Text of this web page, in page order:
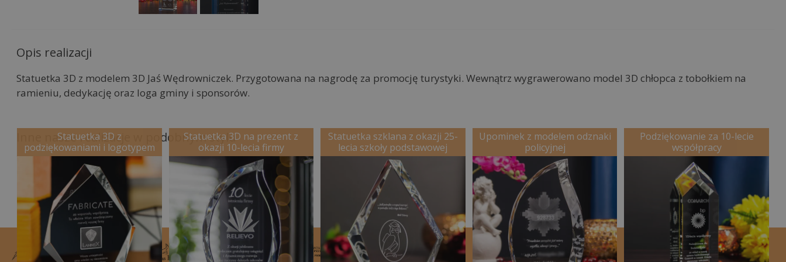
Opis realizacji
Statuetka 3D z modelem 3D Jaś Wędrowniczek. Przygotowana na nagrodę za promocję turystyki. Wewnątrz wygrawerowano model 3D chłopca z tobołkiem na
ramieniu, dedykację oraz loga gminy i sponsorów.
Inne nasze realizacje w podobnym stylu
Statuetka 3D z
podziękowaniami i logotypem
Statuetka 3D na prezent z
okazji 10-lecia firmy
Statuetka szklana z okazji 25-
lecia szkoły podstawowej
Upominek z modelem odznaki
policyjnej
Podziękowanie za 10-lecie
współpracy